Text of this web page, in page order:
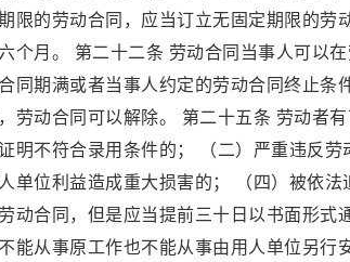
限的劳动合同，应当订立无固定期限的
个月。 第二十二条 劳动合同当事人可以
同期满或者当事人约定的劳动合同终止条
劳动合同可以解除。 第二十五条 劳动者
明不符合录用条件的； （二）严重违反
单位利益造成重大损害的； （四）被依
动合同，但是应当提前三十日以书面形式
能从事原工作也不能从事由用人单位另